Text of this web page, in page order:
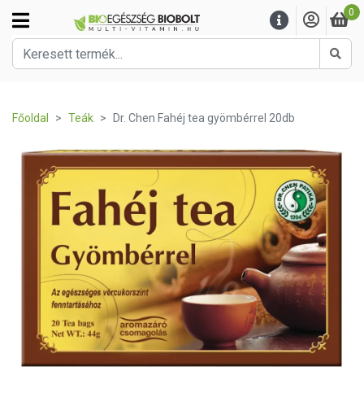
0
Főoldal Teák Dr. Chen Fahéj tea gyömbérrel 20db